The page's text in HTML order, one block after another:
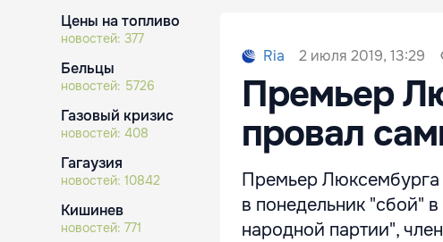
Цены на топливо
новостей: 377
Бельцы
новостей: 5726
Газовый кризис
новостей: 408
Гагаузия
новостей: 10842
Кишинев
новостей: 771
Ria 2 июля 2019, 13:29
Премьер
провал
Премьер Люксембурга
в понедельник "сбой"
народной партии",